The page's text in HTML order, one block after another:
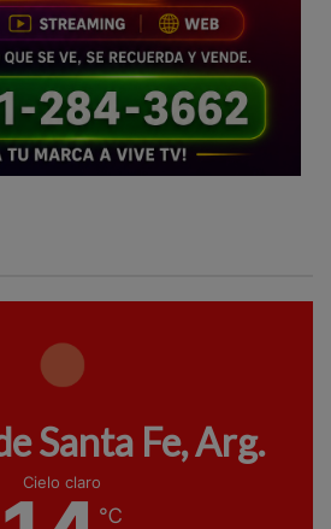
Santa Fe, Arg.
Cielo claro
℃